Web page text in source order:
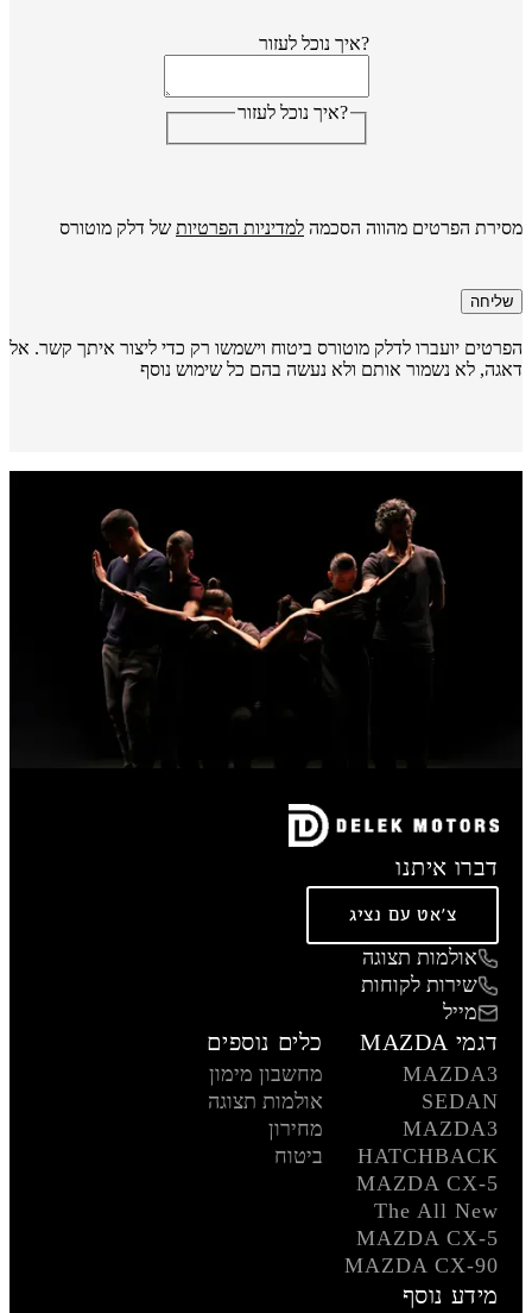
?איך נוכל לעזור
?איך נוכל לעזור
הפרטים מהווה הסכמה למדיניות הפרטיות של דלק מוטורס
שליחה
יועברו לדלק מוטורס ביטוח וישמשו רק כדי ליצור איתך קשר. אל
לא נשמור אותם ולא נעשה בהם כל שימוש נוסף
דברו איתנו
צ'אט עם נציג
אולמות תצוגה
שירות לקוחות
מייל
דגמי MAZDA
MAZDA3
SEDAN
MAZDA3
HATCHBACK
MAZDA CX-5
The All New
MAZDA CX-5
MAZDA CX-90
כלים נוספים
מחשבון מימון
אולמות תצוגה
מחירון
ביטוח
מידע נוסף